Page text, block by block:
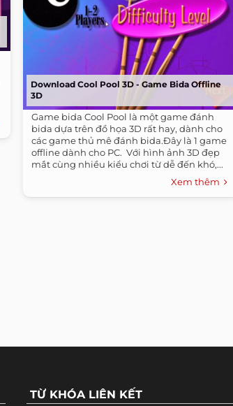
Download Cool Pool 3D - Game Bida Offline
3D
Game bida Cool Pool là một game đánh
bida dựa trên đồ họa 3D rất hay, dành cho
các game thủ mê đánh bida.Đây là 1 game
offline dành cho PC. ​ Với hình ảnh 3D đẹp
mắt cùng nhiều kiểu chơi từ dễ đến khó,...
Xem thêm
TỪ KHÓA LIÊN KẾT